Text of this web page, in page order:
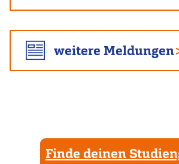
weitere Meldungen
Finde deinen